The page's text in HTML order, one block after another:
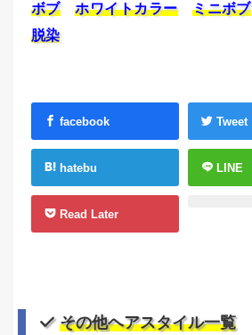
ボブ
ホワイトカラー ミニボブ
脱染
facebook Tweet
hatebu LINE
Read Later
その他ヘアスタイル一覧